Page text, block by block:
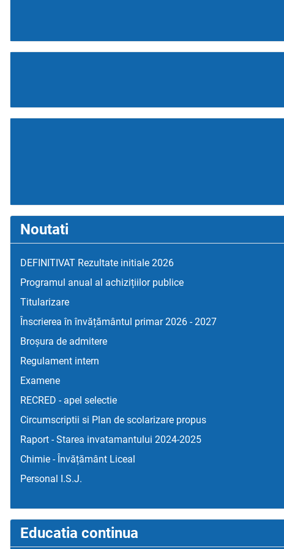
Noutati
DEFINITIVAT Rezultate initiale 2026
Programul anual al achizițiilor publice
Titularizare
Înscrierea în învățământul primar 2026 - 2027
Broșura de admitere
Regulament intern
Examene
RECRED - apel selectie
Circumscriptii si Plan de scolarizare propus
Raport - Starea invatamantului 2024-2025
Chimie - Învățământ Liceal
Personal I.S.J.
Educatia continua